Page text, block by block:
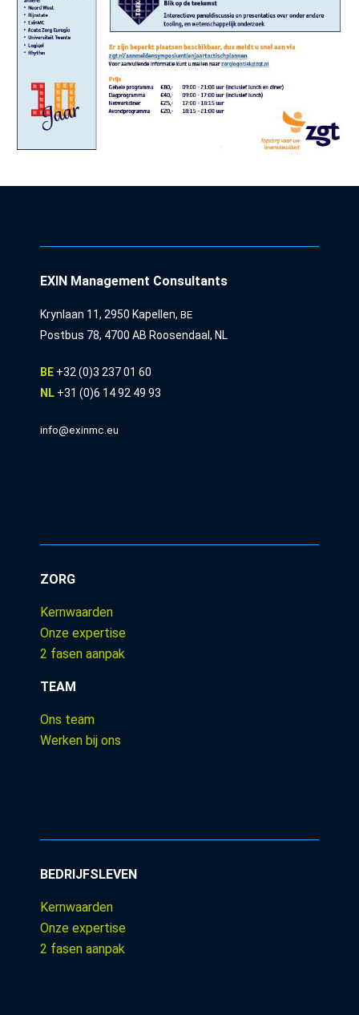
EXIN Management Consultants
Krynlaan 11, 2950 Kapellen, BE
Postbus 78, 4700 AB Roosendaal, NL
BE +32 (0)3 237 01 60
NL +31 (0)6 14 92 49 93
info@exinmc.eu
ZORG
Kernwaarden
Onze expertise
2 fasen aanpak
TEAM
Ons team
Werken bij ons
BEDRIJFSLEVEN
Kernwaarden
Onze expertise
2 fasen aanpak